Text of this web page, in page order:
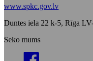
www.spkc.gov.lv
Duntes iela 22 k-5, Rīga
Seko mums